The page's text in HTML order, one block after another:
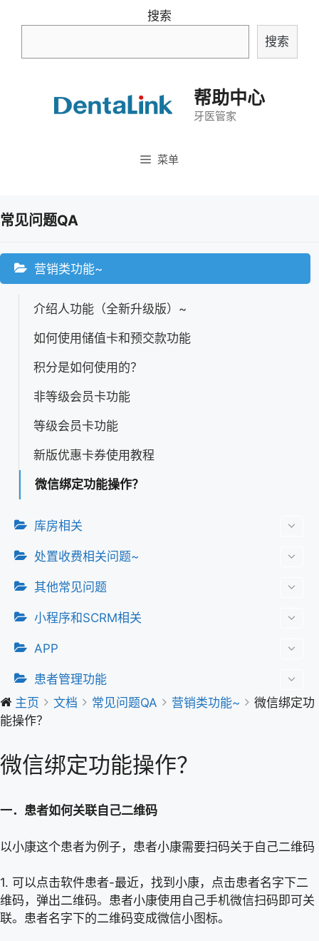
搜索
搜索
帮助中心
牙医管家
菜单
常见问题QA
营销类功能~
介绍人功能（全新升级版）~
如何使用储值卡和预交款功能
积分是如何使用的？
非等级会员卡功能
等级会员卡功能
新版优惠卡券使用教程
微信绑定功能操作？
库房相关
处置收费相关问题~
其他常见问题
小程序和SCRM相关
APP
患者管理功能
主页
文档 常见问题QA 营销类功能~
微信绑定功
能操作？
微信绑定功能操作？
一．患者如何关联自己二维码
以小康这个患者为例子，患者小康需要扫码关于自己二维码
1. 可以点击软件患者-最近，找到小康，点击患者名字下二
维码，弹出二维码。患者小康使用自己手机微信扫码即可关
联。患者名字下的二维码变成微信小图标。